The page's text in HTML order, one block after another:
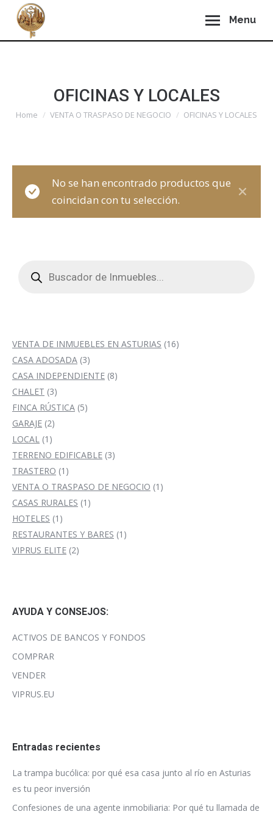
Menu
OFICINAS Y LOCALES
You are here:
Home VENTA O TRASPASO DE NEGOCIO OFICINAS Y LOCALES
No se han encontrado productos que
coincidan con tu selección.
productos
VENTA DE INMUEBLES EN ASTURIAS 1616
CASA ADOSADA 33
productos
CASA INDEPENDIENTE 88
CHALET 33
productos
FINCA RÚSTICA 55
GARAJE 22
productos
LOCAL 1 1
producto
TERRENO EDIFICABLE 33
TRASTERO 1 1
producto
VENTA O TRASPASO DE NEGOCIO 1 1
CASAS RURALES 1 1
HOTELES 1 1
producto
RESTAURANTES Y BARES 1 1
VIPRUS ELITE 22
AYUDA Y CONSEJOS:
ACTIVOS DE BANCOS Y FONDOS
COMPRAR
VENDER
VIPRUS.EU
Entradas recientes
La trampa bucólica: por qué esa casa junto al río en Asturias
es tu peor inversión
Confesiones de una agente inmobiliaria: Por qué tu llamada de